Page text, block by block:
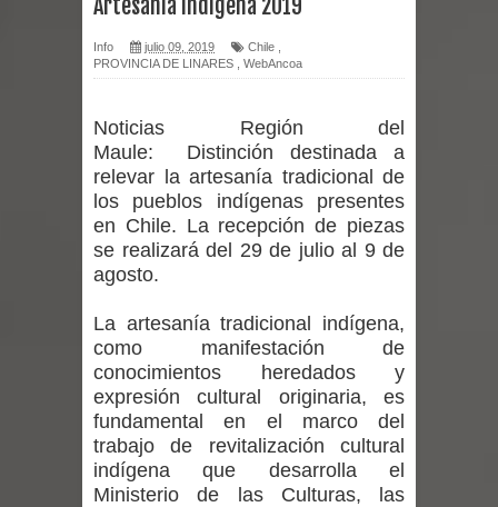
reforzar medidas y consulta oportuna
Matrimonios Linarenses Celebraron
Departamento Comunal de Salud de
Curicó desarrollará jornada de
vacunación contra la Influenza y otros
Empedrado desarrolló con éxito el
desafío guerreros 2026
Banda linarense Los Remembers
regresa de Brasil tras impulsar un
Artesanía Indígena 2019
Info julio 09, 2019 Chile
PROVINCIA DE LINARES
WebAncoa
Noticias Región del
Maule:
Distinción destinada a
relevar la artesanía tradicional de
los pueblos indígenas presentes
en Chile. La recepción de piezas
se realizará del 29 de julio al 9 de
agosto.
La artesanía tradicional indígena,
como manifestación de
conocimientos heredados y
expresión cultural originaria, es
fundamental en el marco del
trabajo de revitalización cultural
indígena que desarrolla el
Ministerio de las Culturas, las